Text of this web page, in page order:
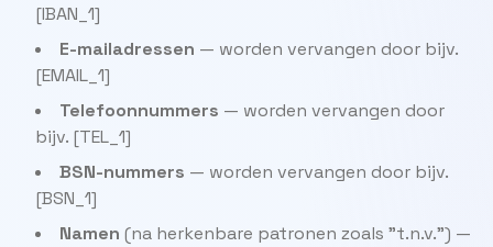
[IBAN_1]
E-mailadressen — worden vervangen door bijv.
[EMAIL_1]
Telefoonnummers — worden vervangen door
bijv. [TEL_1]
BSN-nummers — worden vervangen door bijv.
[BSN_1]
Namen (na herkenbare patronen zoals "t.n.v.") —